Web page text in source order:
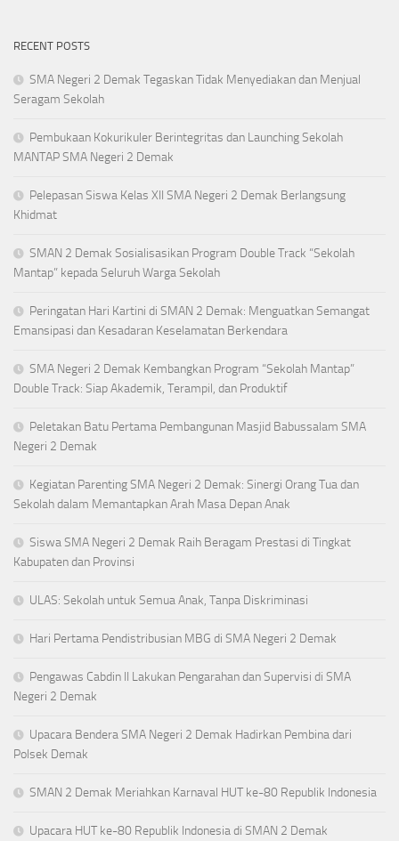
RECENT POSTS
SMA Negeri 2 Demak Tegaskan Tidak Menyediakan dan Menjual
Seragam Sekolah
Pembukaan Kokurikuler Berintegritas dan Launching Sekolah
MANTAP SMA Negeri 2 Demak
Pelepasan Siswa Kelas XII SMA Negeri 2 Demak Berlangsung
Khidmat
SMAN 2 Demak Sosialisasikan Program Double Track “Sekolah
Mantap” kepada Seluruh Warga Sekolah
Peringatan Hari Kartini di SMAN 2 Demak: Menguatkan Semangat
Emansipasi dan Kesadaran Keselamatan Berkendara
SMA Negeri 2 Demak Kembangkan Program “Sekolah Mantap”
Double Track: Siap Akademik, Terampil, dan Produktif
Peletakan Batu Pertama Pembangunan Masjid Babussalam SMA
Negeri 2 Demak
Kegiatan Parenting SMA Negeri 2 Demak: Sinergi Orang Tua dan
Sekolah dalam Memantapkan Arah Masa Depan Anak
Siswa SMA Negeri 2 Demak Raih Beragam Prestasi di Tingkat
Kabupaten dan Provinsi
ULAS: Sekolah untuk Semua Anak, Tanpa Diskriminasi
Hari Pertama Pendistribusian MBG di SMA Negeri 2 Demak
Pengawas Cabdin II Lakukan Pengarahan dan Supervisi di SMA
Negeri 2 Demak
Upacara Bendera SMA Negeri 2 Demak Hadirkan Pembina dari
Polsek Demak
SMAN 2 Demak Meriahkan Karnaval HUT ke-80 Republik Indonesia
Upacara HUT ke-80 Republik Indonesia di SMAN 2 Demak